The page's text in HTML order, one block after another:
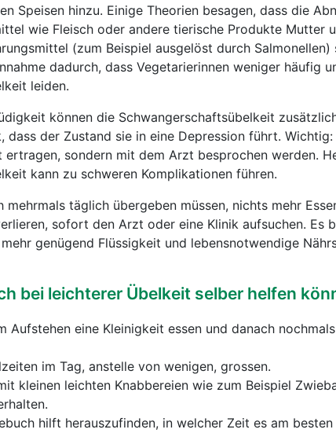
Speisen hinzu. Einige Theorien besagen, dass die
wie Fleisch oder andere tierische Produkte Mutter
(zum Beispiel ausgelöst durch Salmonellen)
dadurch, dass Vegetarierinnen weniger häufig
leiden.
können die Schwangerschaftsübelkeit
dass der Zustand sie in eine Depression führt.
ertragen, sondern mit dem Arzt besprochen werden.
kann zu schweren Komplikationen führen.
mehrmals täglich übergeben müssen, nichts mehr
sofort den Arzt oder eine Klinik aufsuchen. Es
genügend Flüssigkeit und lebensnotwendige
bei leichterer Übelkeit selber helfen
Aufstehen eine Kleinigkeit essen und danach
im Tag, anstelle von wenigen, grossen.
kleinen leichten Knabbereien wie zum Beispiel
hilft herauszufinden, in welcher Zeit es am